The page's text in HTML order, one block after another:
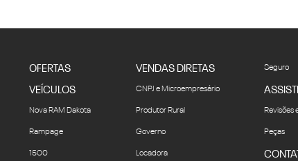
OFERTAS
VEÍCULOS
Nova RAM Dakota
Rampage
1500
VENDAS DIRETAS
CNPJ e Microempresário
Produtor Rural
Governo
Locadora
Seguro
Revisões
Peças